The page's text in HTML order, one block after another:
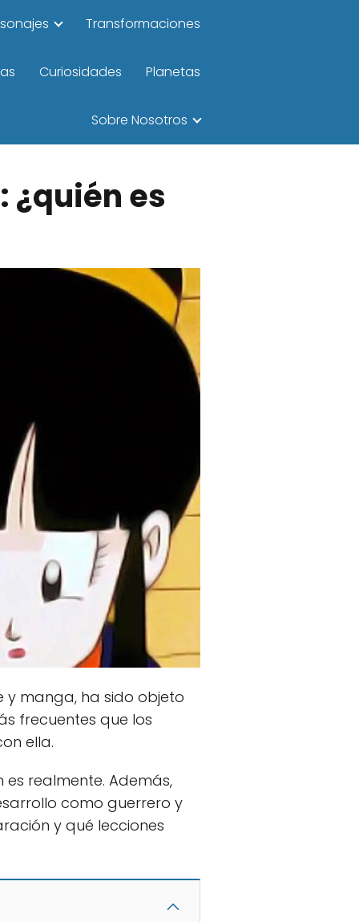
Transformaciones
Curiosidades Planetas
Sobre Nosotros
¿quién es
y manga, ha sido objeto
frecuentes que los
ella.
realmente. Además,
como guerrero y
y qué lecciones